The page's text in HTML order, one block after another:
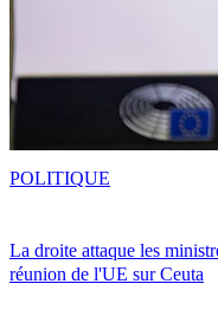
La droite attaque les
réunion de l'UE sur Ceuta
POLITIQUE